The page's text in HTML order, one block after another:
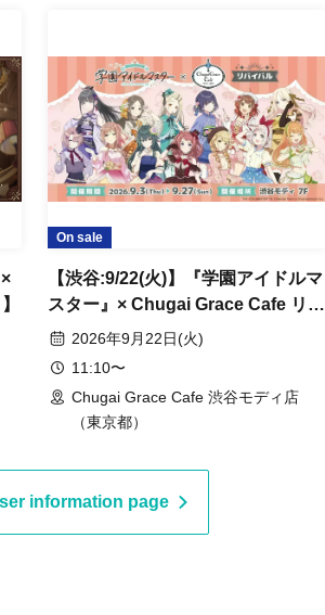
On sale
【渋谷:9/22(火)】『学園アイドルマ
スター』× Chugai Grace Cafe リバ
イバル【渋谷モディ】
2026年9月22日(火)
11:10〜
Chugai Grace Cafe 渋谷モディ店
（東京都）
information page